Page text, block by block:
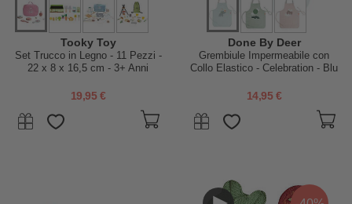
Tooky Toy
Set Trucco in Legno - 11 Pezzi -
22 x 8 x 16,5 cm - 3+ Anni
19,95 €
Done By Deer
Grembiule Impermeabile con
Collo Elastico - Celebration - Blu
14,95 €